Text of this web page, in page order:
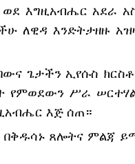
እግዚአብሔር አደራ
ለዊዳ እንድትታዘዙ
ጌታችን ኢየሱስ
የምወደውን ሥራ
እጅ ሰጠ።
ጸሎትና ምልጃ